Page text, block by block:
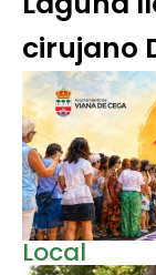
cirujano
Local